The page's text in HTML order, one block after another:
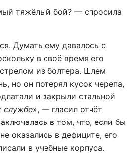
тяжёлый бой? — спросила
Думать ему давалось с
в своё время его
из болтера. Шлем
но он потерял кусок черепа,
и закрыли стальной
службе», — гласил отчёт
в том, что, если бы
оказались в дефиците, его
в учебные корпуса.